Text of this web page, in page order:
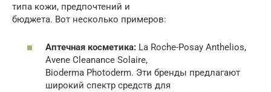
типа кожи, предпочтений и
бюджета. Вот несколько примеров:
Аптечная косметика: La Roche-Posay Anthelios,
Avene Cleanance Solaire,
Bioderma Photoderm. Эти бренды предлагают
широкий спектр средств для